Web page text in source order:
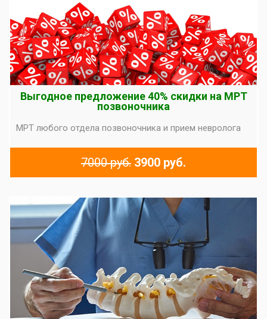
Выгодное предложение 40% скидки на МРТ
позвоночника
МРТ любого отдела позвоночника и прием невролога
7000 руб. 3900 руб.